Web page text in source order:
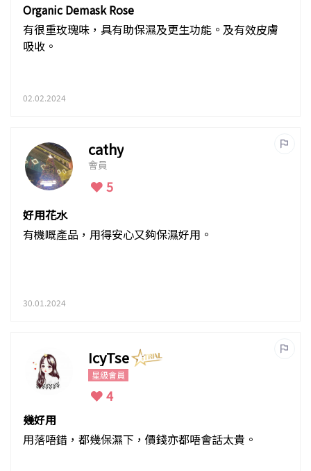
Organic Demask Rose
有很重玫瑰味，具有助保濕及更生功能。及有效皮膚
吸收。
02.02.2024
cathy
會員
5
好用花水
有機嘅產品，用得安心又夠保濕好用。
30.01.2024
IcyTse
星級會員
4
幾好用
用落唔錯，都幾保濕下，價錢亦都唔會話太貴。